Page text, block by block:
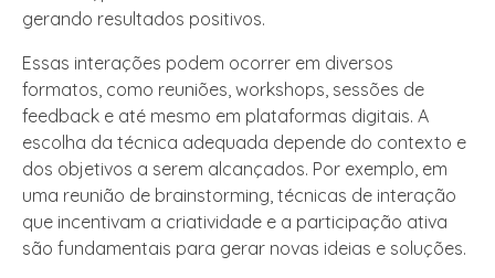
gerando resultados positivos.
Essas interações podem ocorrer em diversos
formatos, como reuniões, workshops, sessões de
feedback e até mesmo em plataformas digitais. A
escolha da técnica adequada depende do contexto e
dos objetivos a serem alcançados. Por exemplo, em
uma reunião de brainstorming, técnicas de interação
que incentivam a criatividade e a participação ativa
são fundamentais para gerar novas ideias e soluções.